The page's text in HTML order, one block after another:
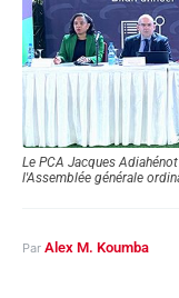
Le PCA Jacques
l'Assemblée générale
Par Alex M. Koumba